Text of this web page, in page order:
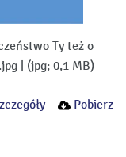
Ty też o
(jpg; 0,1 MB)
Pobierz